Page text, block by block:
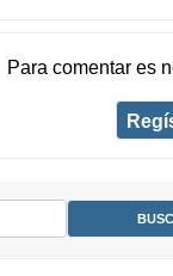
Para comentar es